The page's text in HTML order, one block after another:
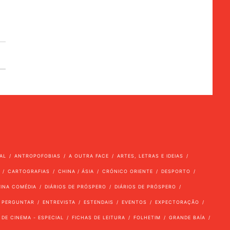
ANTROPOFOBIAS A OUTRA FACE ARTES, LETRAS E IDEIAS
CARTOGRAFIAS CHINA / ÁSIA CRÓNICO ORIENTE DESPORTO
COMÉDIA DIÁRIOS DE PRÓSPERO DIÁRIOS DE PRÓSPERO
ENTREVISTA ESTENDAIS EVENTOS EXPECTORAÇÃO
CINEMA - ESPECIAL FICHAS DE LEITURA FOLHETIM GRANDE BAÍA